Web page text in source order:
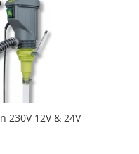
230V 12V & 24V